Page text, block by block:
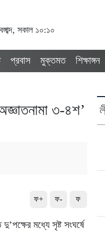
সকাল ১০:১০
প্রবাস মুক্তমত শিক্ষাঙ্গন
৩-৪শ’
ফ+ ফ- ফ
দু’পক্ষের মধ্যে সৃষ্ট সংঘর্ষে